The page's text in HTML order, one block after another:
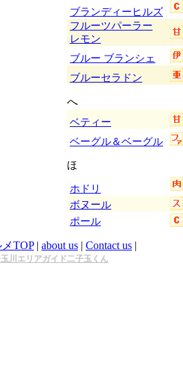
ブランディーヒルズ
フルーツパーラー
レモン
ブルー ブランシェ
ブルーセラドン
へ
ベティー
ベーグル＆ベーグル
ほ
ホドリ
ボヌール
ポール
TOP | about us | Contact us |
川エリアガイド二子玉くん